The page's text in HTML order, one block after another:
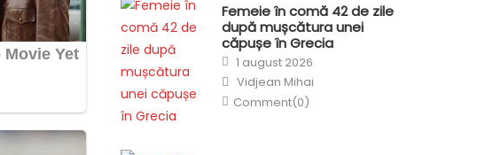
Femeie în comă 42 de zile
după mușcătura unei
căpușe în Grecia
Posted
on
1 august 2026
Author
Vidjean Mihai
Comment(0)